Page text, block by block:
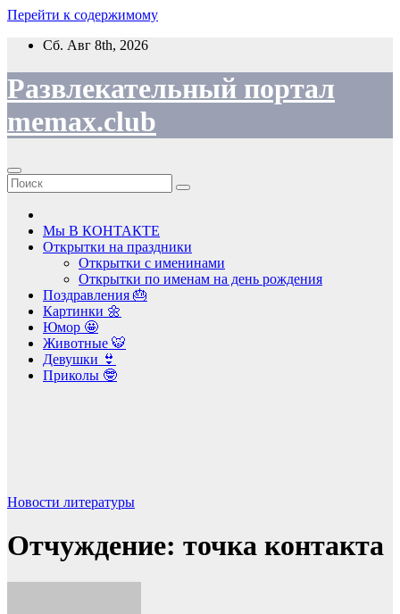
Перейти к содержимому
Сб. Авг 8th, 2026
Развлекательный портал
memax.club
Мы В КОНТАКТЕ
Открытки на праздники
Открытки с именинами
Открытки по именам на день рождения
Поздравления 🎂
Картинки 🌼
Юмор 🤩
Животные 🐯
Девушки 👙
Приколы 🤓
Новости литературы
Отчуждение: точка контакта